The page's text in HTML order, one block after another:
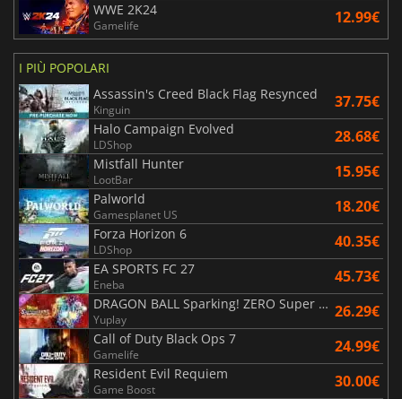
WWE 2K24
Gamelife 12.99€
I PIÙ POPOLARI
Assassin's Creed Black Flag Resynced
Kinguin 37.75€
Halo Campaign Evolved
LDShop 28.68€
Mistfall Hunter
LootBar 15.95€
Palworld
Gamesplanet US 18.20€
Forza Horizon 6
LDShop 40.35€
EA SPORTS FC 27
Eneba 45.73€
DRAGON BALL Sparking! ZERO Super Limit Breaking NEO
Yuplay 26.29€
Call of Duty Black Ops 7
Gamelife 24.99€
Resident Evil Requiem
Game Boost 30.00€